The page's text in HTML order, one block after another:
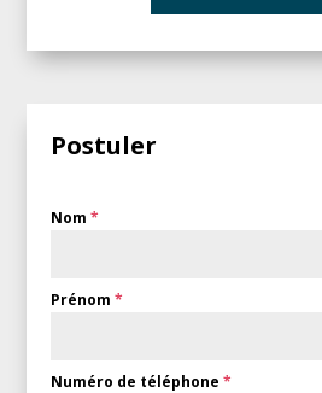
Postuler
Nom*
Prénom*
Numéro de téléphone*